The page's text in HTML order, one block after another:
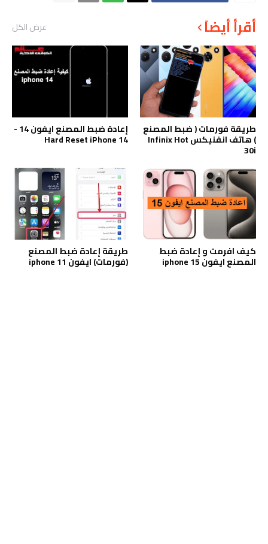
أقرأ أيضاً عرض الكل
طريقة فورمات ( ضبط المصنع
) هاتف انفنيكس Infinix Hot
30i
إعادة ضبط المصنع ايفون 14 -
Hard Reset iPhone 14
كيف افرمت و إعادة ضبط
المصنع ايفون iphone 15
طريقة إعادة ضبط المصنع
(فورمات) ايفون iphone 11